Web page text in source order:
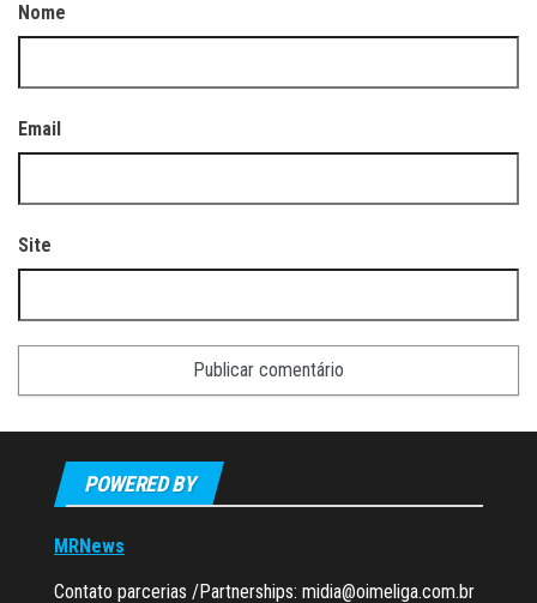
Nome
Email
Site
POWERED BY
MRNews
Contato parcerias /Partnerships: midia@oimeliga.com.br